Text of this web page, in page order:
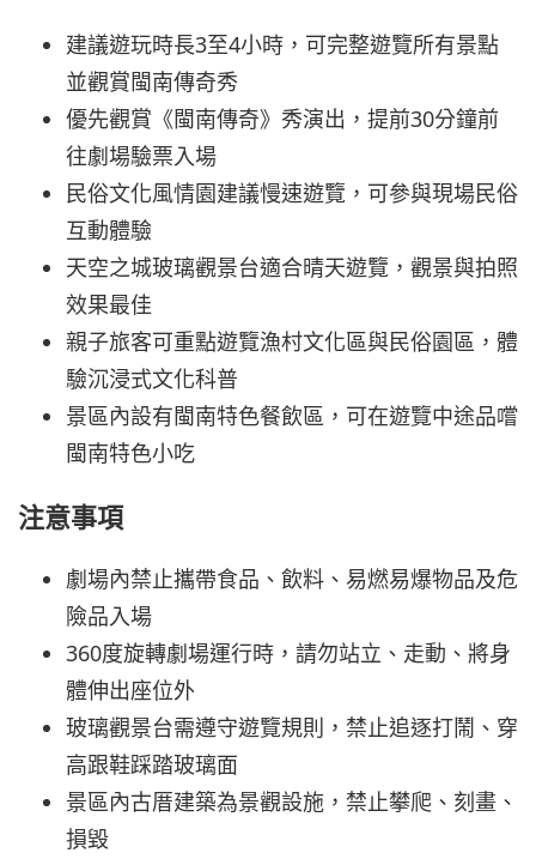
建議遊玩時長3至4小時，可完整遊覽所有景點
並觀賞閩南傳奇秀
優先觀賞《閩南傳奇》秀演出，提前30分鐘前
往劇場驗票入場
民俗文化風情園建議慢速遊覽，可參與現場民俗
互動體驗
天空之城玻璃觀景台適合晴天遊覽，觀景與拍照
效果最佳
親子旅客可重點遊覽漁村文化區與民俗園區，體
驗沉浸式文化科普
景區內設有閩南特色餐飲區，可在遊覽中途品嚐
閩南特色小吃
注意事項
劇場內禁止攜帶食品、飲料、易燃易爆物品及危
險品入場
360度旋轉劇場運行時，請勿站立、走動、將身
體伸出座位外
玻璃觀景台需遵守遊覽規則，禁止追逐打鬧、穿
高跟鞋踩踏玻璃面
景區內古厝建築為景觀設施，禁止攀爬、刻畫、
損毀